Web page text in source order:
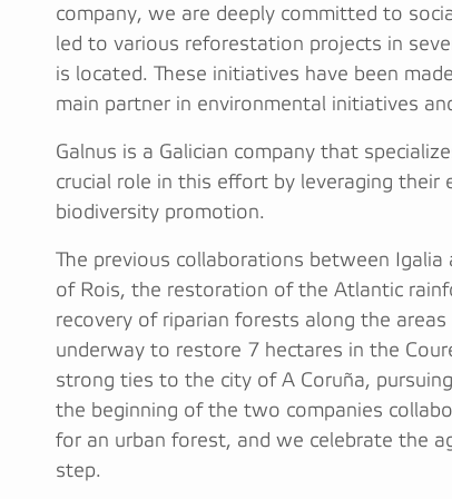
company, we are deeply committed to
led to various reforestation projects in
is located. These initiatives have been
main partner in environmental initiatives
Galnus is a Galician company that
crucial role in this effort by leveraging
biodiversity promotion.
The previous collaborations between
of Rois, the restoration of the Atlantic
recovery of riparian forests along the
underway to restore 7 hectares in the
strong ties to the city of A Coruña,
the beginning of the two companies
for an urban forest, and we celebrate the
step.